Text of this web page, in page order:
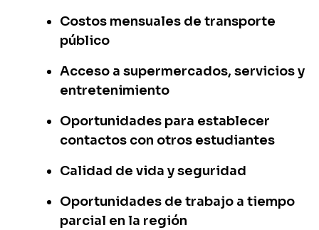
Costos mensuales de transporte
público
Acceso a supermercados, servicios y
entretenimiento
Oportunidades para establecer
contactos con otros estudiantes
Calidad de vida y seguridad
Oportunidades de trabajo a tiempo
parcial en la región